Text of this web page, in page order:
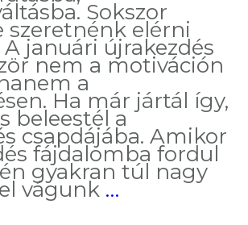
Sokszor
szeretnénk elérni
januári újrakezdés
nem a motiváción
a
Ha már jártál így,
beleestél a
csapdájába. Amikor
fájdalomba fordul
gyakran túl nagy
vágunk …